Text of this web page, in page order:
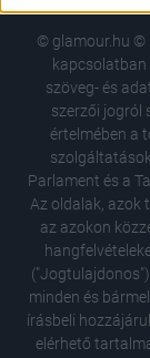
I want to
related to
I want to
related to
user
© glamour.hu ©
szöveg- és
szerzői jogról
értelmében a
Parlament és a
Az oldalak, azok
az azokon
minden és
írásbeli
elérhető